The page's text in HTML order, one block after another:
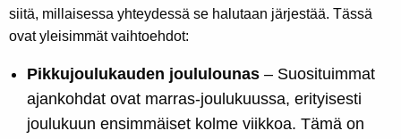
siitä, millaisessa yhteydessä se halutaan järjestää. Tässä
ovat yleisimmät vaihtoehdot:
Pikkujoulukauden joululounas – Suosituimmat
ajankohdat ovat marras-joulukuussa, erityisesti
joulukuun ensimmäiset kolme viikkoa. Tämä on